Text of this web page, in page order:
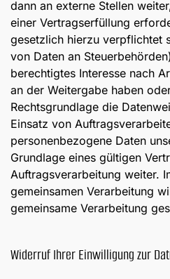
dann an externe Stellen
einer Vertragserfüllung
gesetzlich hierzu verpflichtet
von Daten an
berechtigtes Interesse nach
an der Weitergabe haben
Rechtsgrundlage die
Einsatz von
personenbezogene Daten
Grundlage eines gültigen
Auftragsverarbeitung weiter.
gemeinsamen Verarbeitung
gemeinsame Verarbeitung
Widerruf Ihrer Einwilligung zur